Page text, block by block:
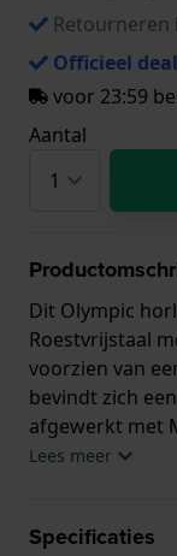
Retourneren
Officieel
voor 23:59
Aantal
Dit Olympic
Roestvrijstaal
voorzien van
bevindt zich
afgewerkt met
geleverd met 3
Lees meer
Specificaties